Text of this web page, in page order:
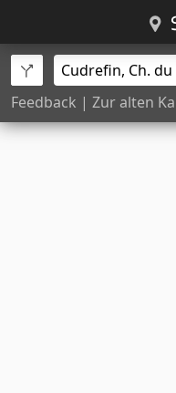
Feedback | Zur alten